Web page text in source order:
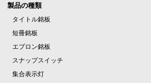
製品の種類
タイトル銘板
短冊銘板
エプロン銘板
スナップスイッチ
集合表示灯